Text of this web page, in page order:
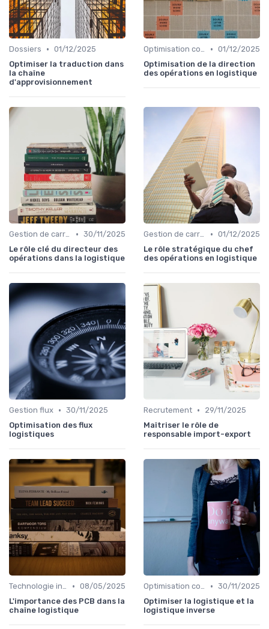
Dossiers • 01/12/2025
Optimiser la traduction dans
la chaîne
d'approvisionnement
Optimisation coûts • 01/12/2025
Optimisation de la direction
des opérations en logistique
Gestion de carrière • 30/11/2025
Le rôle clé du directeur des
opérations dans la logistique
Gestion de carrière • 01/12/2025
Le rôle stratégique du chef
des opérations en logistique
Gestion flux • 30/11/2025
Optimisation des flux
logistiques
Recrutement •
29/11/2025
Maîtriser le rôle de
responsable import-export
Technologie intégrée • 08/05/2025
L'importance des PCB dans la
chaîne logistique
Optimisation coûts • 30/11/2025
Optimiser la logistique et la
logistique inverse